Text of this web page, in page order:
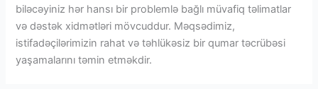
biləcəyiniz hər hansı bir problemlə bağlı müvafiq təlimatlar
və dəstək xidmətləri mövcuddur. Məqsədimiz,
istifadəçilərimizin rahat və təhlükəsiz bir qumar təcrübəsi
yaşamalarını təmin etməkdir.